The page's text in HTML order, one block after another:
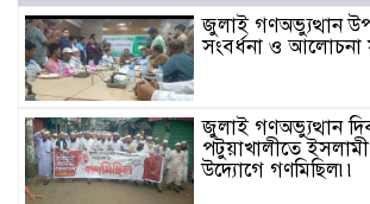
জুলাই গণঅভ্যুত্থান
সংবর্ধনা ও আলোচনা
জুলাই গণঅভ্যুত্থান
পটুয়াখালীতে
উদ্যোগে গণমিছিল৷৷